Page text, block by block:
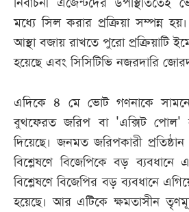
মধ্যে সিল করার প্রক্রিয়া সম্পন্ন
আস্থা বজায় রাখতে পুরো প্রক্রিয়াটি
হয়েছে এবং সিসিটিভি নজরদারি
এদিকে ৪ মে ভোট গণনাকে সামনে
বুথফেরত জরিপ বা 'এক্সিট
দিয়েছে। জনমত জরিপকারী
বিশ্লেষণে বিজেপিকে বড় ব্যবধানে
বিশ্লেষণে বিজেপির বড় ব্যবধানে
হয়েছে। আর এটিকে ক্ষমতাসীন